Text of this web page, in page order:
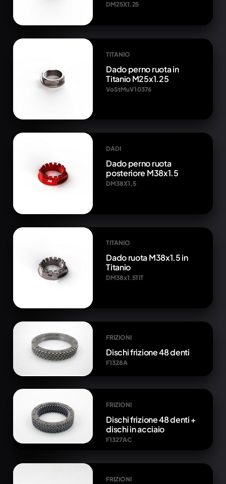
DM25X1.25
TITANIO
Dado perno ruota in
Titanio M25x1.25
VoStMuV1 0376
DADI
Dado perno ruota
posteriore M38x1.5
DM38X1,5
TITANIO
Dado ruota M38x1.5 in
Titanio
DM38x1.5TIT
FRIZIONI
Dischi frizione 48 denti
F1328A
FRIZIONI
Dischi frizione 48 denti +
dischi in acciaio
F1327AC
FRIZIONI